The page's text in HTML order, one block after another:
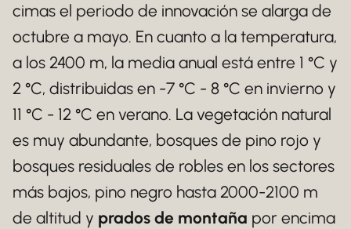
cimas el periodo de innovación se alarga de
octubre a mayo. En cuanto a la temperatura,
a los 2400 m, la media anual está entre 1 °C y
2 °C, distribuidas en -7 °C - 8 °C en invierno y
11 °C - 12 °C en verano. La vegetación natural
es muy abundante, bosques de pino rojo y
bosques residuales de robles en los sectores
más bajos, pino negro hasta 2000-2100 m
de altitud y prados de montaña por encima